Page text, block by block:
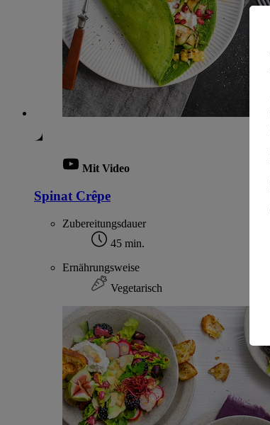
Mit Video
Spinat Crêpe
Zubereitungsdauer
45 min.
Ernährungsweise
Vegetarisch